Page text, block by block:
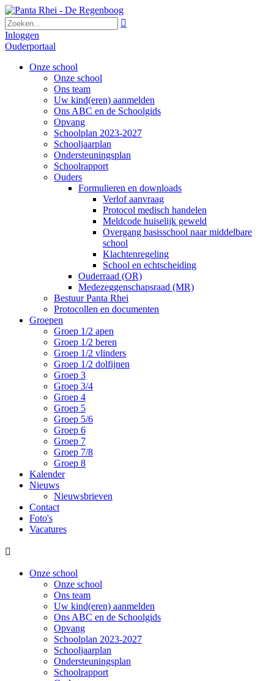

Inloggen
Ouderportaal
Onze school
Onze school
Ons team
Uw kind(eren) aanmelden
Ons ABC en de Schoolgids
Opvang
Schoolplan 2023-2027
Schooljaarplan
Ondersteuningsplan
Schoolrapport
Ouders
Formulieren en downloads
Verlof aanvraag
Protocol medisch handelen
Meldcode huiselijk geweld
Overgang basisschool naar middelbare
school
Klachtenregeling
School en echtscheiding
Ouderraad (OR)
Medezeggenschapsraad (MR)
Bestuur Panta Rhei
Protocollen en documenten
Groepen
Groep 1/2 apen
Groep 1/2 beren
Groep 1/2 vlinders
Groep 1/2 dolfijnen
Groep 3
Groep 3/4
Groep 4
Groep 5
Groep 5/6
Groep 6
Groep 7
Groep 7/8
Groep 8
Kalender
Nieuws
Nieuwsbrieven
Contact
Foto's
Vacatures

Onze school
Onze school
Ons team
Uw kind(eren) aanmelden
Ons ABC en de Schoolgids
Opvang
Schoolplan 2023-2027
Schooljaarplan
Ondersteuningsplan
Schoolrapport